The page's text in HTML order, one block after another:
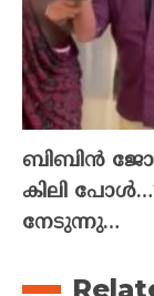
ബിബിൻ
കിലി
നേടുന്നു…